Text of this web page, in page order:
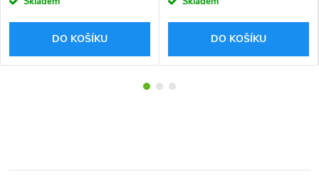
DO KOŠÍKU DO KOŠÍKU